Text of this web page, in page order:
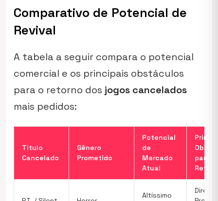
Comparativo de Potencial de
Revival
A tabela a seguir compara o potencial
comercial e os principais obstáculos
para o retorno dos jogos cancelados
mais pedidos:
Título
Cancelado
Gênero
Prometido
Potencial
de
Mercado
Atual
para o
Altíssimo